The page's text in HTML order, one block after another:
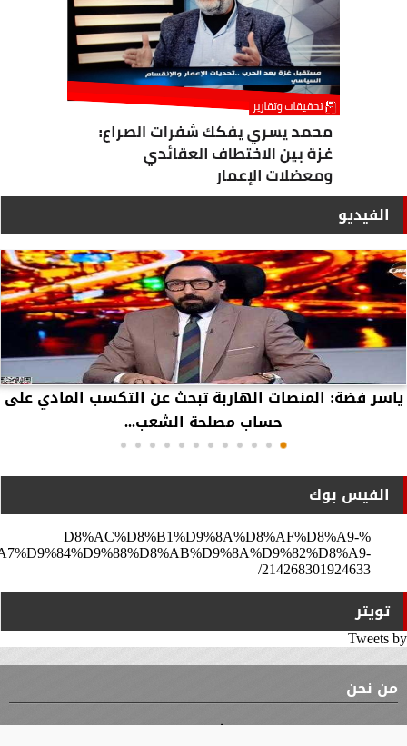
الفيديو
ياسر فضة: المنصات الهاربة تبحث عن التكسب المادي على
حساب مصلحة الشعب...
الفيس بوك
%D8%AC%D8%B1%D9%8A%D8%AF%D8%A9-
214268301924633/
تويتر
Tweets by
من نحن